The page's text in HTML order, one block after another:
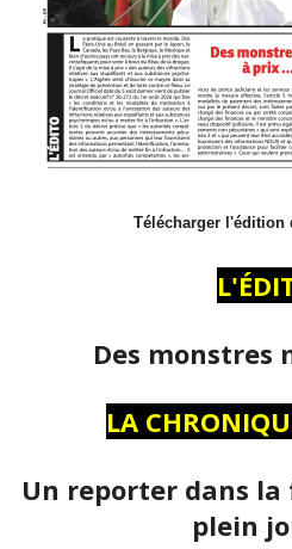
Télécharger l'édition
Des monstres
LA
Un reporter dans
plein